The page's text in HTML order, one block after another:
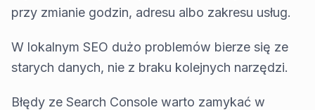
przy zmianie godzin, adresu albo zakresu usług.
W lokalnym SEO dużo problemów bierze się ze
starych danych, nie z braku kolejnych narzędzi.
Błędy ze Search Console warto zamykać w